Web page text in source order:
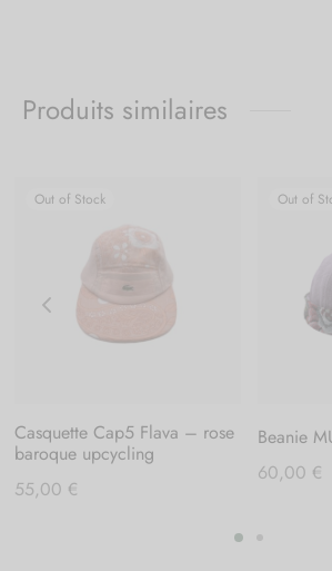
Produits similaires
Out of Stock
Casquette Cap5 Flava – rose
baroque upcycling
55,00 €
Out of
Beanie
60,00 €